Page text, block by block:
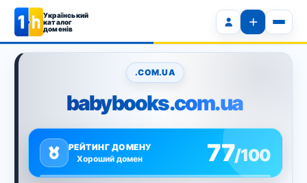
Український
каталог
доменів
.COM.UA
babybooks.com.ua
РЕЙТИНГ ДОМЕНУ
Хороший домен
77/100